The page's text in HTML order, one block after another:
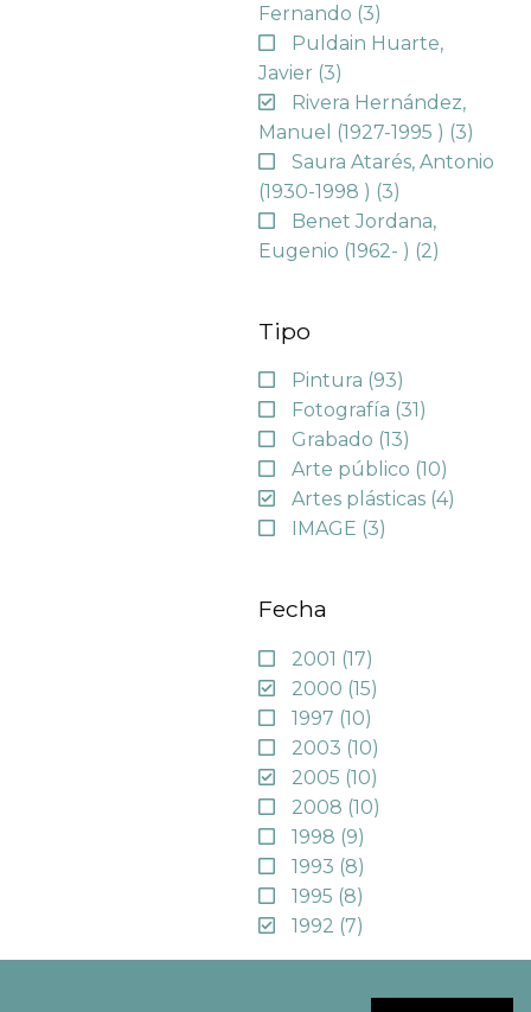
Fernando (3)
Puldain Huarte,
Javier (3)
Rivera Hernández,
Manuel (1927-1995 ) (3)
Saura Atarés, Antonio
(1930-1998 ) (3)
Benet Jordana,
Eugenio (1962- ) (2)
Tipo
Pintura (93)
Fotografía (31)
Grabado (13)
Arte público (10)
Artes plásticas (4)
IMAGE (3)
Fecha
2001 (17)
2000 (15)
1997 (10)
2003 (10)
2005 (10)
2008 (10)
1998 (9)
1993 (8)
1995 (8)
1992 (7)